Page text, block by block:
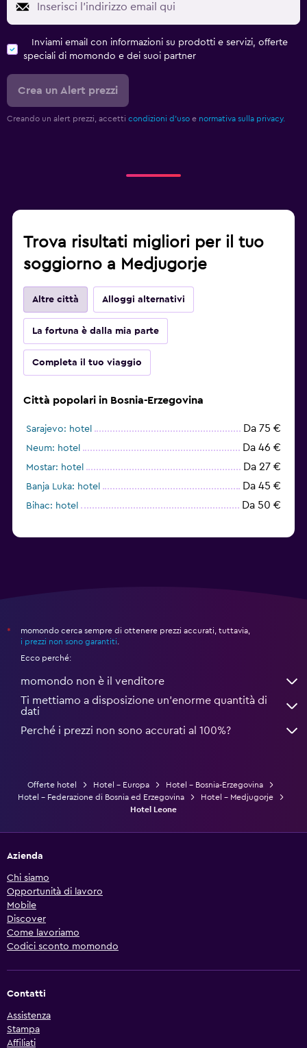
Inviami email con informazioni su prodotti e servizi, offerte
speciali di momondo e dei suoi partner
Crea un Alert prezzi
Creando un alert prezzi, accetti condizioni d'uso e normativa sulla privacy.
Trova risultati migliori per il tuo
soggiorno a Medjugorje
Altre città Alloggi alternativi
La fortuna è dalla mia parte
Completa il tuo viaggio
Città popolari in Bosnia-Erzegovina
Sarajevo: hotel Da 75 €
Neum: hotel Da 46 €
Mostar: hotel Da 27 €
Banja Luka: hotel Da 45 €
Bihac: hotel Da 50 €
*
momondo cerca sempre di ottenere prezzi accurati, tuttavia,
i prezzi non sono garantiti
Ecco perché:
momondo non è il venditore
Ti mettiamo a disposizione un’enorme quantità di
dati
Perché i prezzi non sono accurati al 100%?
Offerte hotel Hotel - Europa
Hotel - Bosnia-Erzegovina
Hotel - Federazione di Bosnia ed Erzegovina
Hotel - Medjugorje
Hotel Leone
Azienda
Chi siamo
Opportunità di lavoro
Mobile
Discover
Come lavoriamo
Codici sconto momondo
Contatti
Assistenza
Stampa
Affiliati